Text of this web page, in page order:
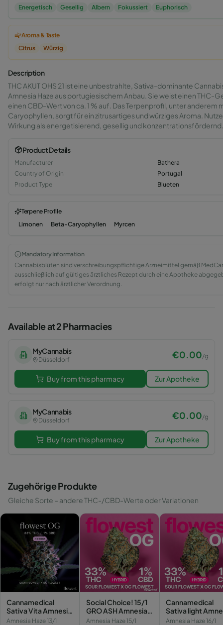
Energetisch
Gesellig Albern Fokussiert Euphorisch
Aroma & Taste
Citrus
Würzig
Description
THC AKUT OHS 21 ist eine unbestrahlte, Sativa-dominante
Amnesia Haze aus portugiesischem Anbau. Sie weist einen THC-
einen CBD-Wert von ca. 1 % auf. Das Terpenprofil, unter anderem
Caryophyllen, sorgt für ein zitrusartiges und würziges Aroma.
Wirkung als energetisierend, gesellig und konzentrationsfördernd.
Product Details
Manufacturer
Bathera
Country of Origin
Portugal
Product Type
Blueten
Terpene Profile
Limonen
Beta-Caryophyllen Myrcen
Mandatory Information
Cannabisblüten sind verschreibungspflichtige Arzneimittel gemäß
ausschließlich auf gültiges ärztliches Rezept durch eine Apotheke
erfolgt nur nach ärztlicher Verordnung.
Available at 2 Pharmacies
MyCannabis
Düsseldorf €0.00/g
Buy from this pharmacy Zur Apotheke
MyCannabis
Düsseldorf €0.00/g
Buy from this pharmacy Zur Apotheke
Zugehörige Produkte
Gleiche Sorte – andere THC-/CBD-Werte oder Variationen
Cannamedical
Sativa Vita Amnesia
Haze
Amnesia Haze 13/1
Social Choice! 15/1
GRO ASH Amnesia
Haze
Amnesia Haze 15/1
Cannamedical
Sativa light
Haze
Amnesia Haze 16/1